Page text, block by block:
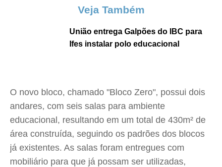
Veja Também
União entrega Galpões do IBC para
Ifes instalar polo educacional
O novo bloco, chamado "Bloco Zero", possui dois
andares, com seis salas para ambiente
educacional, resultando em um total de 430m² de
área construída, seguindo os padrões dos blocos
já existentes. As salas foram entregues com
mobiliário para que já possam ser utilizadas,